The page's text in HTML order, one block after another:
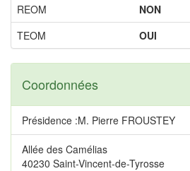
REOM
NON
TEOM OUI
Coordonnées
Présidence :M. Pierre FROUSTEY
Allée des Camélias
40230 Saint-Vincent-de-Tyrosse